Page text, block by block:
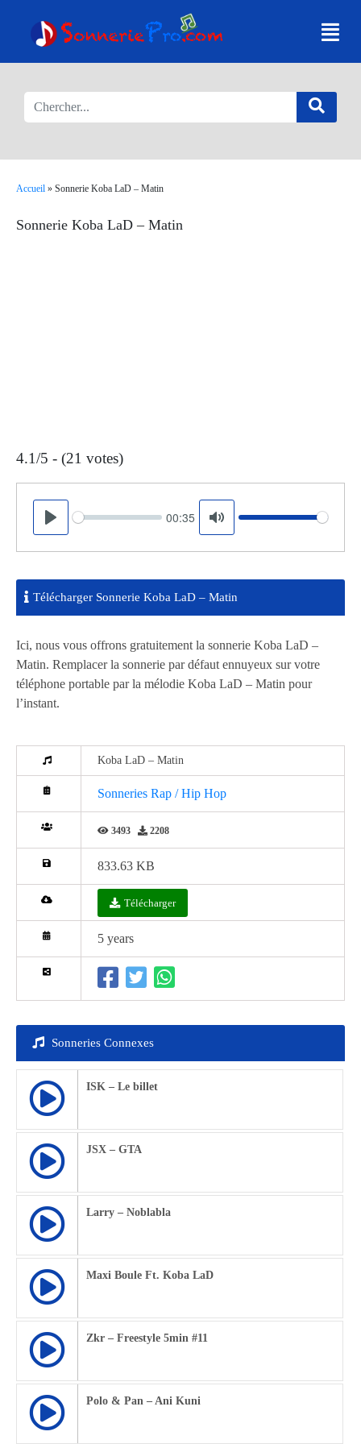
Accueil » Sonnerie Koba LaD – Matin
Sonnerie Koba LaD – Matin
4.1/5 - (21 votes)
Play
Seek 00:35
Mute
Volume
Télécharger Sonnerie Koba LaD – Matin
Ici, nous vous offrons gratuitement la sonnerie Koba LaD –
Matin. Remplacer la sonnerie par défaut ennuyeux sur votre
téléphone portable par la mélodie Koba LaD – Matin pour
l’instant.
Koba LaD – Matin
Sonneries Rap / Hip Hop
3493 2208
833.63 KB
Télécharger
5 years
Sonneries Connexes
ISK – Le billet
JSX – GTA
Larry – Noblabla
Maxi Boule Ft. Koba LaD
Zkr – Freestyle 5min #11
Polo & Pan – Ani Kuni